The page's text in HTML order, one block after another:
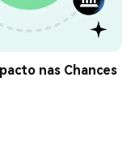
nas Chances